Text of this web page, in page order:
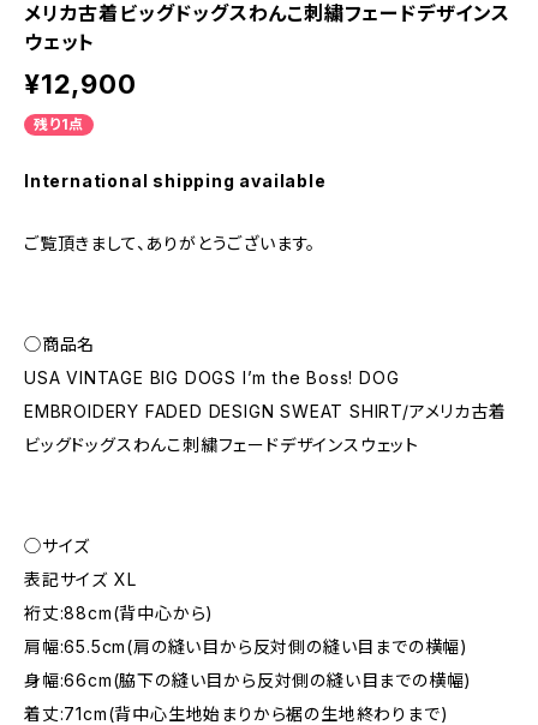
メリカ古着ビッグドッグスわんこ刺繍フェードデザインス
ウェット
¥12,900
残り1点
International shipping available
ご覧頂きまして、ありがとうございます。
◯商品名
USA VINTAGE BIG DOGS I’m the Boss! DOG
EMBROIDERY FADED DESIGN SWEAT SHIRT/アメリカ古着
ビッグドッグスわんこ刺繍フェードデザインスウェット
◯サイズ
表記サイズ XL
裄丈:88cm(背中心から)
肩幅:65.5cm(肩の縫い目から反対側の縫い目までの横幅)
身幅:66cm(脇下の縫い目から反対側の縫い目までの横幅)
着丈:71cm(背中心生地始まりから裾の生地終わりまで)